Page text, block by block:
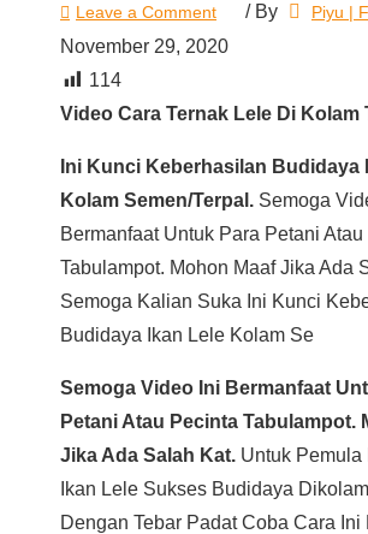
Leave a Comment / By Piyu |
November 29, 2020
114
Video Cara Ternak Lele Di Kolam
Ini Kunci Keberhasilan Budidaya
Kolam Semen/terpal. Semoga
Bermanfaat Untuk Para Petani Atau
Tabulampot. Mohon Maaf Jika Ada
Semoga Kalian Suka Ini Kunci
Budidaya Ikan Lele Kolam Se
Semoga Video Ini Bermanfaat
Petani Atau Pecinta Tabulampot.
Jika Ada Salah Kat. Untuk Pemula
Ikan Lele Sukses Budidaya
Dengan Tebar Padat Coba Cara